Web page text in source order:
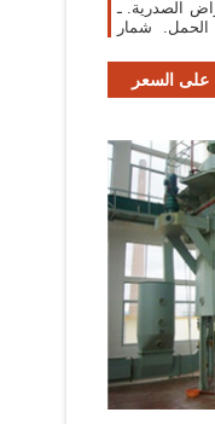
الصدرية. ـ
شمار
السعر